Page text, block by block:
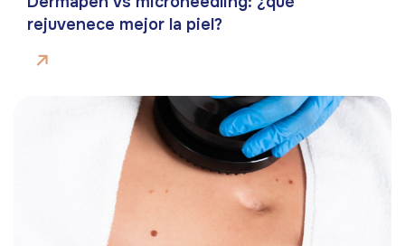
rejuvenece mejor la piel?